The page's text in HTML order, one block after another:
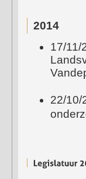
2014
17/11/
22/10/